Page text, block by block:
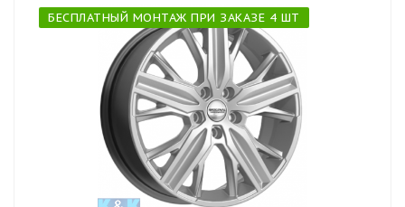
БЕСПЛАТНЫЙ МОНТАЖ ПРИ ЗАКАЗЕ 4 ШТ